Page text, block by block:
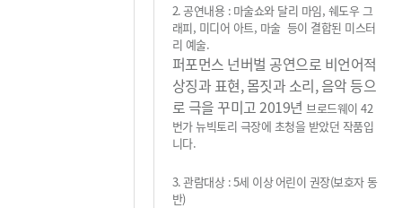
2.공연내용 : 마술쇼와 달리 마임, 쉐도우 그
래피, 미디어 아트, 마술 등이 결합된 미스터
리 예술.
퍼포먼스 넌버벌 공연으로 비언어적
상징과 표현, 몸짓과 소리, 음악 등으
로 극을 꾸미고 2019년브로드웨이 42
번가 뉴빅토리 극장에 초청을 받았던 작품입
니다.
3.관람대상 : 5세 이상어린이 권장(보호자 동
반)